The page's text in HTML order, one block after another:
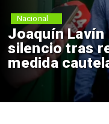
Joaquín Lavín
silencio tras
medida
Nacional